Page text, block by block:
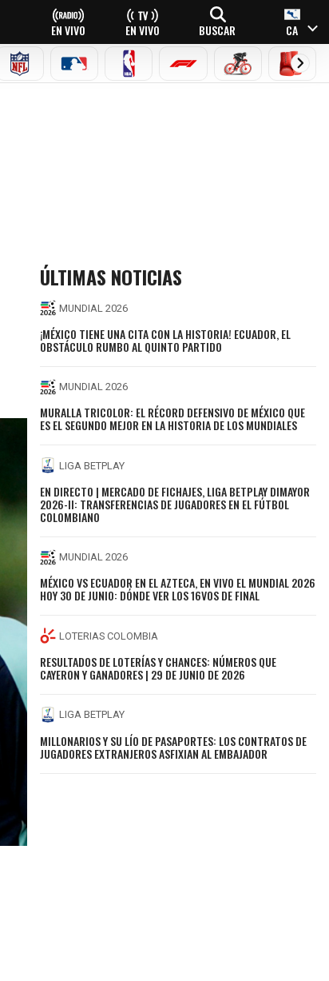
EN VIVO EN VIVO BUSCAR CA
NFL MLB NBA FÓRMULA 1CICLISMOBOXEO
ÚLTIMAS NOTICIAS
MUNDIAL 2026
¡MÉXICO TIENE UNA CITA CON LA HISTORIA! ECUADOR, EL
OBSTÁCULO RUMBO AL QUINTO PARTIDO
MUNDIAL 2026
MURALLA TRICOLOR: EL RÉCORD DEFENSIVO DE MÉXICO QUE
ES EL SEGUNDO MEJOR EN LA HISTORIA DE LOS MUNDIALES
LIGA BETPLAY
EN DIRECTO | MERCADO DE FICHAJES, LIGA BETPLAY DIMAYOR
2026-II: TRANSFERENCIAS DE JUGADORES EN EL FÚTBOL
COLOMBIANO
MUNDIAL 2026
MÉXICO VS ECUADOR EN EL AZTECA, EN VIVO EL MUNDIAL 2026
HOY 30 DE JUNIO: DÓNDE VER LOS 16VOS DE FINAL
LOTERIAS COLOMBIA
RESULTADOS DE LOTERÍAS Y CHANCES: NÚMEROS QUE
CAYERON Y GANADORES | 29 DE JUNIO DE 2026
LIGA BETPLAY
MILLONARIOS Y SU LÍO DE PASAPORTES: LOS CONTRATOS DE
JUGADORES EXTRANJEROS ASFIXIAN AL EMBAJADOR